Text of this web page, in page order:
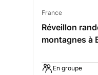
France
Réveillon
montagnes à
En groupe